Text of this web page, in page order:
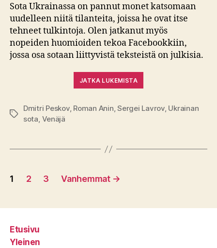
Sota Ukrainassa on pannut monet katsomaan
uudelleen niitä tilanteita, joissa he ovat itse
tehneet tulkintoja. Olen jatkanut myös
nopeiden huomioiden tekoa Facebookkiin,
jossa osa sotaan liittyvistä teksteistä on julkisia.
JATKA LUKEMISTA
Avainsanat
Dmitri Peskov, Roman Anin,Sergei Lavrov, Ukrainan
sota, Venäjä
Artikkelien
1 2 3 Vanhemmat →
Etusivu
Yleinen